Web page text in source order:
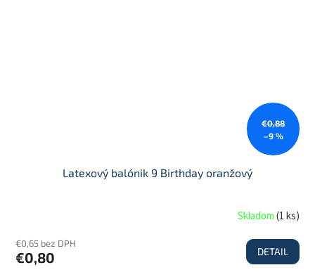
€0,88
–9 %
Latexový balónik 9 Birthday oranžový
Skladom(1 ks)
€0,65 bez DPH
€0,80 DETAIL